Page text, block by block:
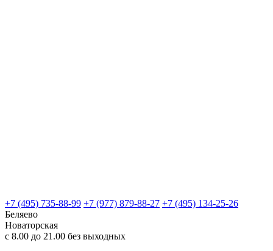
+7 (495) 735-88-99 +7 (977) 879-88-27 +7 (495) 134-25-26
Беляево
Новаторская
с 8.00 до 21.00 без выходных